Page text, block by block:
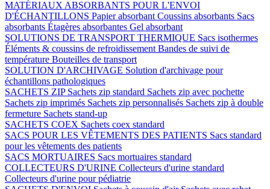
MATÉRIAUX ABSORBANTS POUR L'ENVOI
D'ÉCHANTILLONS Papier absorbant Coussins absorbants Sacs
absorbants Étagères absorbantes Gel absorbant
SOLUTIONS DE TRANSPORT THERMIQUE Sacs isothermes
Éléments & coussins de refroidissement Bandes de suivi de
température Bouteilles de transport
SOLUTION D'ARCHIVAGE Solution d'archivage pour
échantillons pathologiques
SACHETS ZIP Sachets zip standard Sachets zip avec pochette
Sachets zip imprimés Sachets zip personnalisés Sachets zip à double
fermeture Sachets stand-up
SACHETS COEX Sachets coex standard
SACS POUR LES VÊTEMENTS DES PATIENTS Sacs standard
pour les vêtements des patients
SACS MORTUAIRES Sacs mortuaires standard
COLLECTEURS D'URINE Collecteurs d'urine standard
Collecteurs d'urine pour pédiatrie